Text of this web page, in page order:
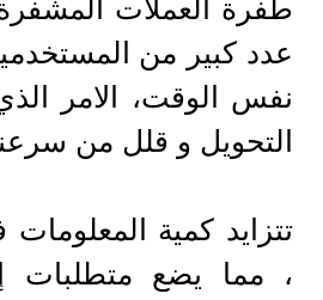
طفرة العملات
عدد كبير من
نفس الوقت، الامر
التحويل و قلل من
، مما يضع متطلبات